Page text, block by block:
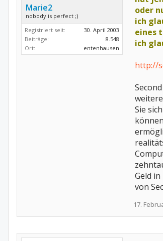
Marie2
nobody is perfect ;)
Registriert seit:
30. April 2003
Beiträge:
8.548
Ort:
entenhausen
oder
ich
eines
ich
http://
Sie
Geld
von
17.